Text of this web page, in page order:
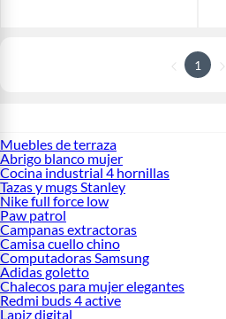
1
Muebles de terraza
Abrigo blanco mujer
Cocina industrial 4 hornillas
Tazas y mugs Stanley
Nike full force low
Paw patrol
Campanas extractoras
Camisa cuello chino
Computadoras Samsung
Adidas goletto
Chalecos para mujer elegantes
Redmi buds 4 active
Lapiz digital